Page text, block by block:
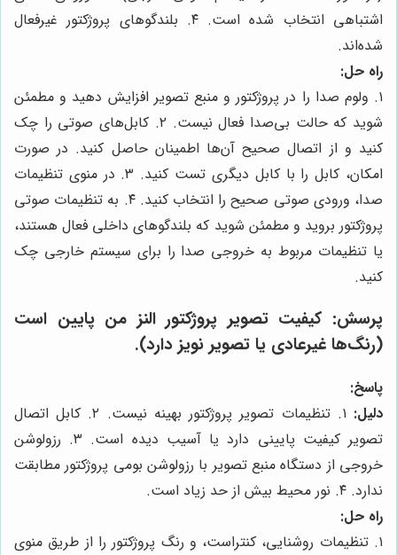
اشتباهی انتخاب شده است. ۴. بلندگوهای پروژکتور غیرفعال
شده‌اند.
راه حل:
۱. ولوم صدا را در پروژکتور و منبع تصویر افزایش دهید و مطمئن
شوید که حالت بی‌صدا فعال نیست. ۲. کابل‌های صوتی را چک
کنید و از اتصال صحیح آن‌ها اطمینان حاصل کنید. در صورت
امکان، کابل را با کابل دیگری تست کنید. ۳. در منوی تنظیمات
صدا، ورودی صوتی صحیح را انتخاب کنید. ۴. به تنظیمات صوتی
پروژکتور بروید و مطمئن شوید که بلندگوهای داخلی فعال هستند،
یا تنظیمات مربوط به خروجی صدا را برای سیستم خارجی چک
کنید.
پرسش: کیفیت تصویر پروژکتور النز من پایین است
(رنگ‌ها غیرعادی یا تصویر نویز دارد).
پاسخ:
دلیل:
۱. تنظیمات تصویر پروژکتور بهینه نیست. ۲. کابل اتصال
تصویر کیفیت پایینی دارد یا آسیب دیده است. ۳. رزولوشن
خروجی از دستگاه منبع تصویر با رزولوشن بومی پروژکتور مطابقت
ندارد. ۴. نور محیط بیش از حد زیاد است.
راه حل:
۱. تنظیمات روشنایی، کنتراست، و رنگ پروژکتور را از طریق منوی